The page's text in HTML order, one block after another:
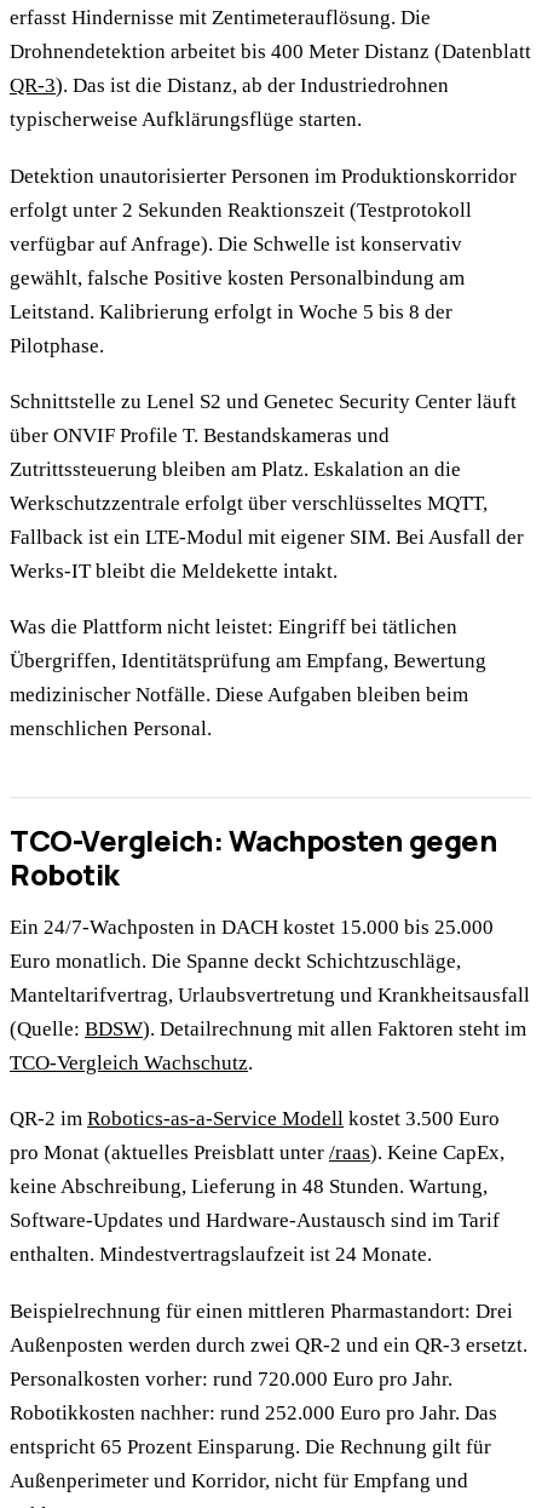
erfasst Hindernisse mit Zentimeterauflösung. Die
Drohnendetektion arbeitet bis 400 Meter Distanz (Datenblatt
QR-3). Das ist die Distanz, ab der Industriedrohnen
typischerweise Aufklärungsflüge starten.
Detektion unautorisierter Personen im Produktionskorridor
erfolgt unter 2 Sekunden Reaktionszeit (Testprotokoll
verfügbar auf Anfrage). Die Schwelle ist konservativ
gewählt, falsche Positive kosten Personalbindung am
Leitstand. Kalibrierung erfolgt in Woche 5 bis 8 der
Pilotphase.
Schnittstelle zu Lenel S2 und Genetec Security Center läuft
über ONVIF Profile T. Bestandskameras und
Zutrittssteuerung bleiben am Platz. Eskalation an die
Werkschutzzentrale erfolgt über verschlüsseltes MQTT,
Fallback ist ein LTE-Modul mit eigener SIM. Bei Ausfall der
Werks-IT bleibt die Meldekette intakt.
Was die Plattform nicht leistet: Eingriff bei tätlichen
Übergriffen, Identitätsprüfung am Empfang, Bewertung
medizinischer Notfälle. Diese Aufgaben bleiben beim
menschlichen Personal.
TCO-Vergleich: Wachposten gegen
Robotik
Ein 24/7-Wachposten in DACH kostet 15.000 bis 25.000
Euro monatlich. Die Spanne deckt Schichtzuschläge,
Manteltarifvertrag, Urlaubsvertretung und Krankheitsausfall
(Quelle: BDSW). Detailrechnung mit allen Faktoren steht im
TCO-Vergleich Wachschutz.
QR-2 im Robotics-as-a-Service Modell kostet 3.500 Euro
pro Monat (aktuelles Preisblatt unter /raas). Keine CapEx,
keine Abschreibung, Lieferung in 48 Stunden. Wartung,
Software-Updates und Hardware-Austausch sind im Tarif
enthalten. Mindestvertragslaufzeit ist 24 Monate.
Beispielrechnung für einen mittleren Pharmastandort: Drei
Außenposten werden durch zwei QR-2 und ein QR-3 ersetzt.
Personalkosten vorher: rund 720.000 Euro pro Jahr.
Robotikkosten nachher: rund 252.000 Euro pro Jahr. Das
entspricht 65 Prozent Einsparung. Die Rechnung gilt für
Außenperimeter und Korridor, nicht für Empfang und